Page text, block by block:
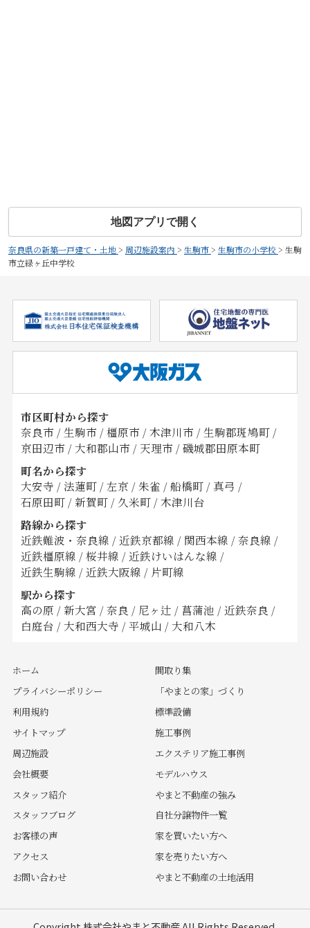
地図アプリで開く
奈良県の新築一戸建て・土地> 周辺施設案内 > 生駒市> 生駒市の小学校> 生駒
市立緑ヶ丘中学校
市区町村から探す
奈良市 / 生駒市 / 橿原市 / 木津川市 / 生駒郡斑鳩町 /
京田辺市 / 大和郡山市 / 天理市 / 磯城郡田原本町
町名から探す
大安寺 / 法蓮町 / 左京 / 朱雀 / 船橋町 / 真弓 /
石原田町 / 新賀町 / 久米町 / 木津川台
路線から探す
近鉄難波・奈良線 / 近鉄京都線 / 関西本線 / 奈良線 /
近鉄橿原線 / 桜井線 / 近鉄けいはんな線 /
近鉄生駒線 / 近鉄大阪線 / 片町線
駅から探す
高の原 / 新大宮 / 奈良 / 尼ヶ辻 / 菖蒲池 / 近鉄奈良 /
白庭台 / 大和西大寺 / 平城山 / 大和八木
ホーム
プライバシーポリシー
利用規約
サイトマップ
周辺施設
会社概要
スタッフ紹介
スタッフブログ
お客様の声
アクセス
お問い合わせ
間取り集
「やまとの家」づくり
標準設備
施工事例
エクステリア施工事例
モデルハウス
やまと不動産の強み
自社分譲物件一覧
家を買いたい方へ
家を売りたい方へ
やまと不動産の土地活用